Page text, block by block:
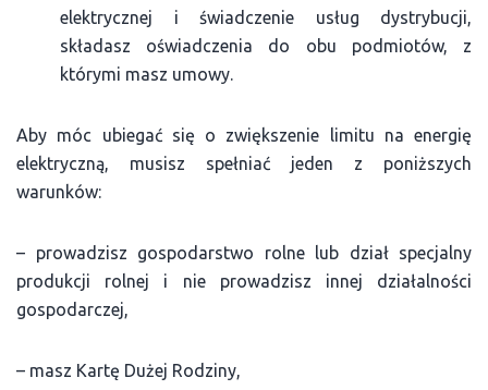
elektrycznej i świadczenie usług dystrybucji,
składasz oświadczenia do obu podmiotów, z
którymi masz umowy.
Aby móc ubiegać się o zwiększenie limitu na energię
elektryczną, musisz spełniać jeden z poniższych
warunków:
– prowadzisz gospodarstwo rolne lub dział specjalny
produkcji rolnej i nie prowadzisz innej działalności
gospodarczej,
– masz Kartę Dużej Rodziny,